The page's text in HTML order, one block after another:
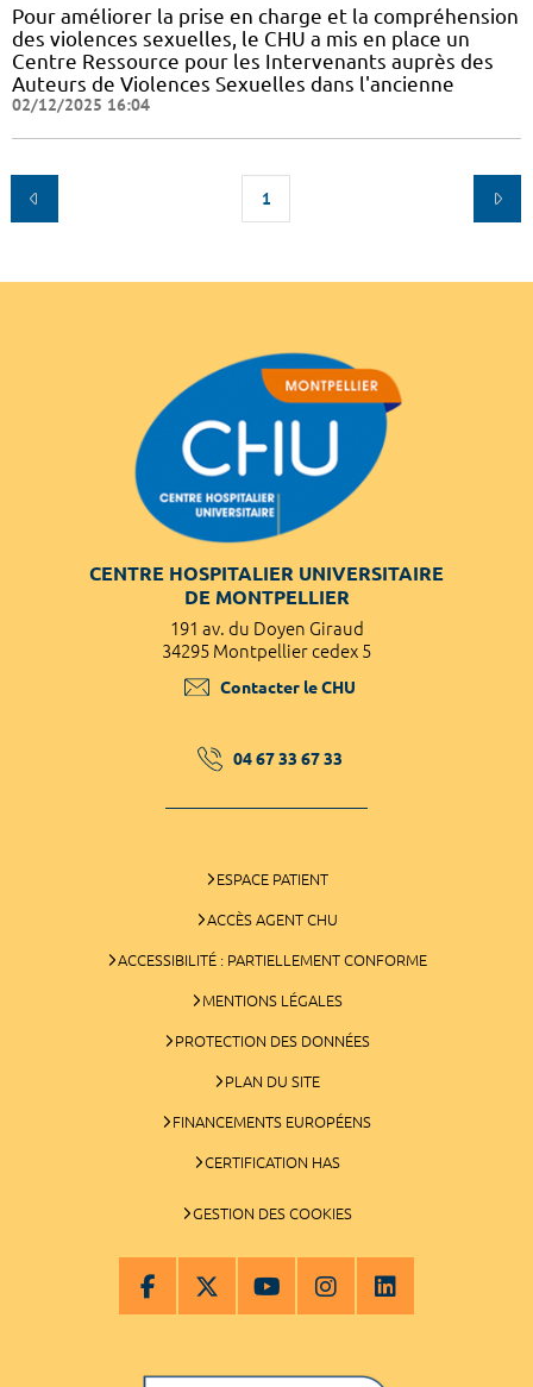
Pour améliorer la prise en charge et la compréhension
des violences sexuelles, le CHU a mis en place un
Centre Ressource pour les Intervenants auprès des
Auteurs de Violences Sexuelles dans l'ancienne
02/12/2025 16:04
1
CENTRE HOSPITALIER UNIVERSITAIRE
DE MONTPELLIER
191 av. du Doyen Giraud
34295 Montpellier cedex 5
Contacter le CHU
04 67 33 67 33
ESPACE PATIENT
ACCÈS AGENT CHU
ACCESSIBILITÉ : PARTIELLEMENT CONFORME
MENTIONS LÉGALES
PROTECTION DES DONNÉES
PLAN DU SITE
FINANCEMENTS EUROPÉENS
CERTIFICATION HAS
GESTION DES COOKIES